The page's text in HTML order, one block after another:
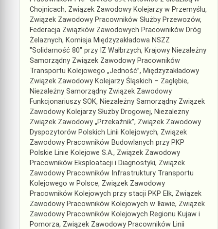
Chojnicach, Związek Zawodowy Kolejarzy w Przemyślu,
Związek Zawodowy Pracowników Służby Przewozów,
Federacja Związków Zawodowych Pracowników Dróg
Żelaznych, Komisja Międzyzakładowa NSZZ
"Solidarność 80" przy IZ Wałbrzych, Krajowy Niezależny
Samorządny Związek Zawodowy Pracowników
Transportu Kolejowego „Jedność”, Międzyzakładowy
Związek Zawodowy Kolejarzy Śląskich – Zagłębie,
Niezależny Samorządny Związek Zawodowy
Funkcjonariuszy SOK, Niezależny Samorządny Związek
Zawodowy Kolejarzy Służby Drogowej, Niezależny
Związek Zawodowy „Przekaźnik”, Związek Zawodowy
Dyspozytorów Polskich Linii Kolejowych, Związek
Zawodowy Pracowników Budowlanych przy PKP
Polskie Linie Kolejowe S.A., Związek Zawodowy
Pracowników Eksploatacji i Diagnostyki, Związek
Zawodowy Pracowników Infrastruktury Transportu
Kolejowego w Polsce, Związek Zawodowy
Pracowników Kolejowych przy stacji PKP Ełk, Związek
Zawodowy Pracowników Kolejowych w Iławie, Związek
Zawodowy Pracowników Kolejowych Regionu Kujaw i
Pomorza, Związek Zawodowy Pracowników Linii